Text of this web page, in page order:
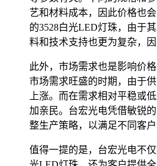
艺和材料成本，因此价格也
的3528白光LED灯珠，由于
料和技术支持也更为复杂，因
此外，市场需求也是影响价
市场需求旺盛的时期，由于
上涨。而在需求相对平稳或
加亲民。台宏光电凭借敏锐
整生产策略，以满足不同客户
值得一提的是，台宏光电不